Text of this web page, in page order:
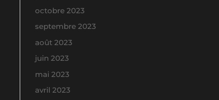
octobre 2023
septembre 2023
août 2023
juin 2023
mai 2023
avril 2023